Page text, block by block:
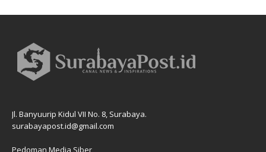
Jl. Banyuurip Kidul VII No. 8, Surabaya.
surabayapost.id@gmail.com
Pedoman Media Siber